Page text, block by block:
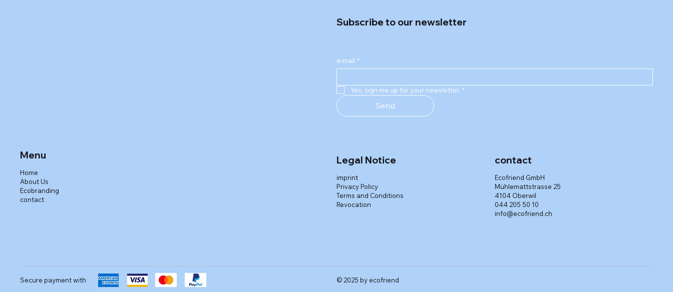
Subscribe to our newsletter
e-mail *
Yes, sign me up for your newsletter. *
Send
Menu
Home
About Us
Ecobranding
contact
Legal Notice
imprint
Privacy Policy
Terms and Conditions
Revocation
contact
Ecofriend GmbH
Mühlemattstrasse 25
4104 Oberwil
044 205 50 10
info@ecofriend.ch
Secure payment with © 2025 by ecofriend